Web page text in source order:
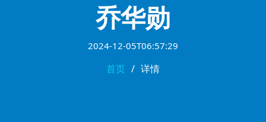
乔华勋
2024-12-05T06:57:29
首页 详情